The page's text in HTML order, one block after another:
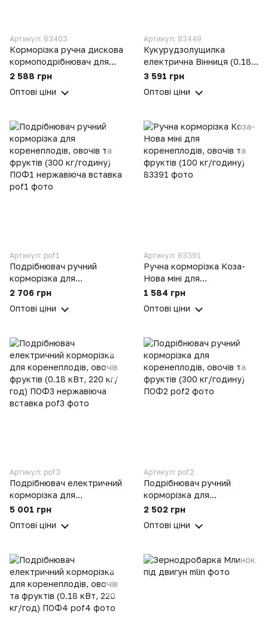
Артикул: 83403
Корморізка ручна дискова
кормоподрібнювач для
коренеплодів, овочів та
2 588 грн
Оптові ціни
Артикул: 83449
Кукурудзолущилка
електрична Вінниця (0.18
кВт, 350 кг/годину)
3 591 грн
Оптові ціни
Артикул: pof1
Подрібнювач ручний
корморізка для
коренеплодів, овочів та
ПОФ1 нержавіюча вставка
2 706 грн
Оптові ціни
Артикул: 83391
Ручна корморізка Коза-
Нова міні для
коренеплодів, овочів та
1 584 грн
Оптові ціни
Артикул: pof3
Подрібнювач електричний
корморізка для
коренеплодів, овочів
год) ПОФ3 нержавіюча
5 001 грн
Оптові ціни
Артикул: pof2
Подрібнювач ручний
корморізка для
коренеплодів, овочів та
ПОФ2
2 502 грн
Оптові ціни